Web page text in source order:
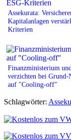
Assekurata:
Kapitalanlagen
Kriterien
Finanzministerium
verzichten bei Grund-
auf "Cooling-off"
Schlagwörter: